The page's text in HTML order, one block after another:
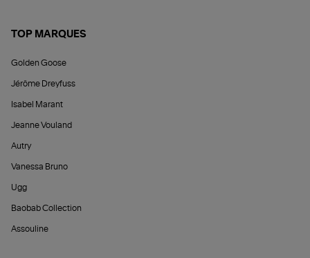
TOP MARQUES
Golden Goose
Jérôme Dreyfuss
Isabel Marant
Jeanne Vouland
Autry
Vanessa Bruno
Ugg
Baobab Collection
Assouline